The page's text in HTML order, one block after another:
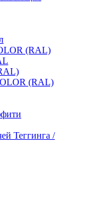
(RAL)
(RAL)
Теггинга /